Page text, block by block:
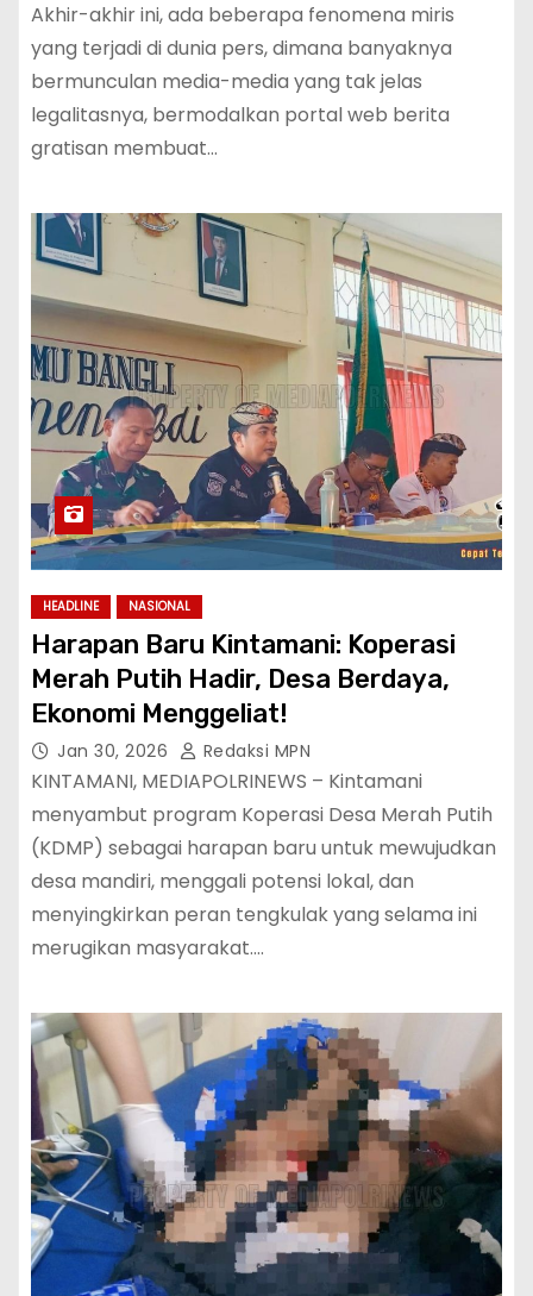
Akhir-akhir ini, ada beberapa fenomena miris
yang terjadi di dunia pers, dimana banyaknya
bermunculan media-media yang tak jelas
legalitasnya, bermodalkan portal web berita
gratisan membuat…
HEADLINE NASIONAL
Harapan Baru Kintamani: Koperasi
Merah Putih Hadir, Desa Berdaya,
Ekonomi Menggeliat!
Jan 30, 2026 Redaksi MPN
KINTAMANI, MEDIAPOLRINEWS – Kintamani
menyambut program Koperasi Desa Merah Putih
(KDMP) sebagai harapan baru untuk mewujudkan
desa mandiri, menggali potensi lokal, dan
menyingkirkan peran tengkulak yang selama ini
merugikan masyarakat.…